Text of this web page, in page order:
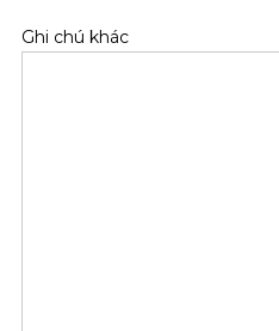
Ghi chú khác